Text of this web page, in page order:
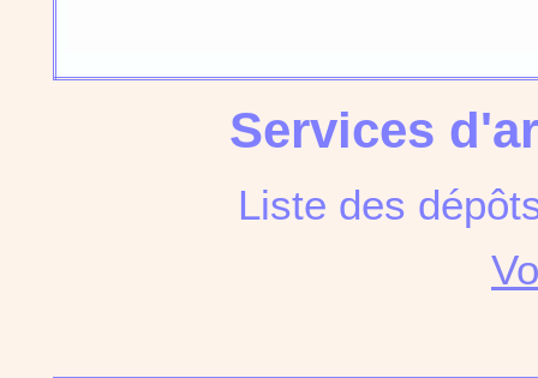
Services
Liste des